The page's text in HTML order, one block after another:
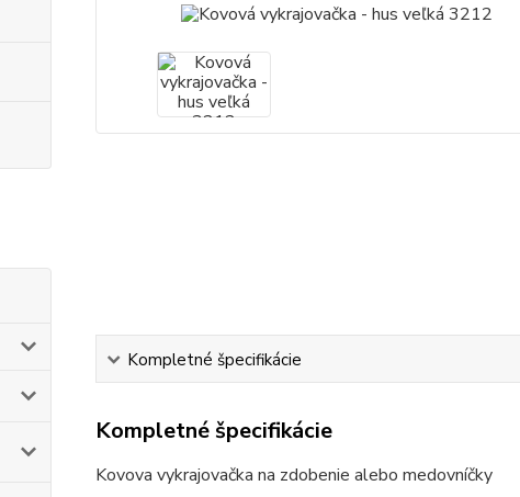
Kompletné špecifikácie
Kompletné špecifikácie
Kovova vykrajovačka na zdobenie alebo medovníčky